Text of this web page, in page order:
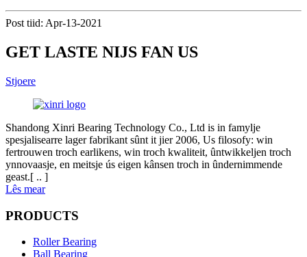
Post tiid: Apr-13-2021
GET LASTE NIJS FAN US
Stjoere
Shandong Xinri Bearing Technology Co., Ltd is in famylje
spesjalisearre lager fabrikant sûnt it jier 2006, Us filosofy: win
fertrouwen troch earlikens, win troch kwaliteit, ûntwikkeljen troch
ynnovaasje, en meitsje ús eigen kânsen troch in ûndernimmende
geast.[ .. ]
Lês mear
PRODUCTS
Roller Bearing
Ball Bearing